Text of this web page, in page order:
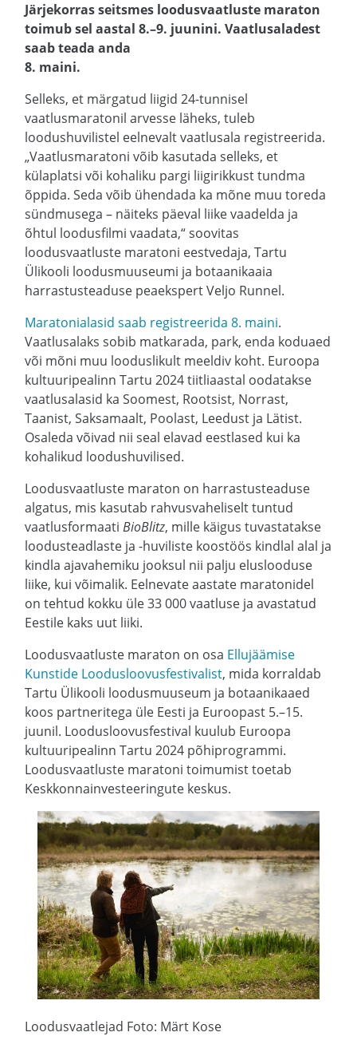
Järjekorras seitsmes loodusvaatluste maraton
toimub sel aastal 8.–9. juunini. Vaatlusaladest
saab teada anda
8. maini.
Selleks, et märgatud liigid 24-tunnisel
vaatlusmaratonil arvesse läheks, tuleb
loodushuvilistel eelnevalt vaatlusala registreerida.
„Vaatlusmaratoni võib kasutada selleks, et
külaplatsi või kohaliku pargi liigirikkust tundma
õppida. Seda võib ühendada ka mõne muu toreda
sündmusega – näiteks päeval liike vaadelda ja
õhtul loodusfilmi vaadata,“ soovitas
loodusvaatluste maratoni eestvedaja, Tartu
Ülikooli loodusmuuseumi ja botaanikaaia
harrastusteaduse peaekspert Veljo Runnel.
Maratonialasid saab registreerida 8. maini.
Vaatlusalaks sobib matkarada, park, enda koduaed
või mõni muu looduslikult meeldiv koht. Euroopa
kultuuripealinn Tartu 2024 tiitliaastal oodatakse
vaatlusalasid ka Soomest, Rootsist, Norrast,
Taanist, Saksamaalt, Poolast, Leedust ja Lätist.
Osaleda võivad nii seal elavad eestlased kui ka
kohalikud loodushuvilised.
Loodusvaatluste maraton on harrastusteaduse
algatus, mis kasutab rahvusvaheliselt tuntud
vaatlusformaatiBioBlitz, mille käigus tuvastatakse
loodusteadlaste ja -huviliste koostöös kindlal alal ja
kindla ajavahemiku jooksul nii palju eluslooduse
liike, kui võimalik. Eelnevate aastate maratonidel
on tehtud kokku üle 33 000 vaatluse ja avastatud
Eestile kaks uut liiki.
Loodusvaatluste maraton on osa Ellujäämise
Kunstide Loodusloovusfestivalist, mida korraldab
Tartu Ülikooli loodusmuuseum ja botaanikaaed
koos partneritega üle Eesti ja Euroopast 5.–15.
juunil. Loodusloovusfestival kuulub Euroopa
kultuuripealinn Tartu 2024 põhiprogrammi.
Loodusvaatluste maratoni toimumist toetab
Keskkonnainvesteeringute keskus.
Loodusvaatlejad Foto: Märt Kose